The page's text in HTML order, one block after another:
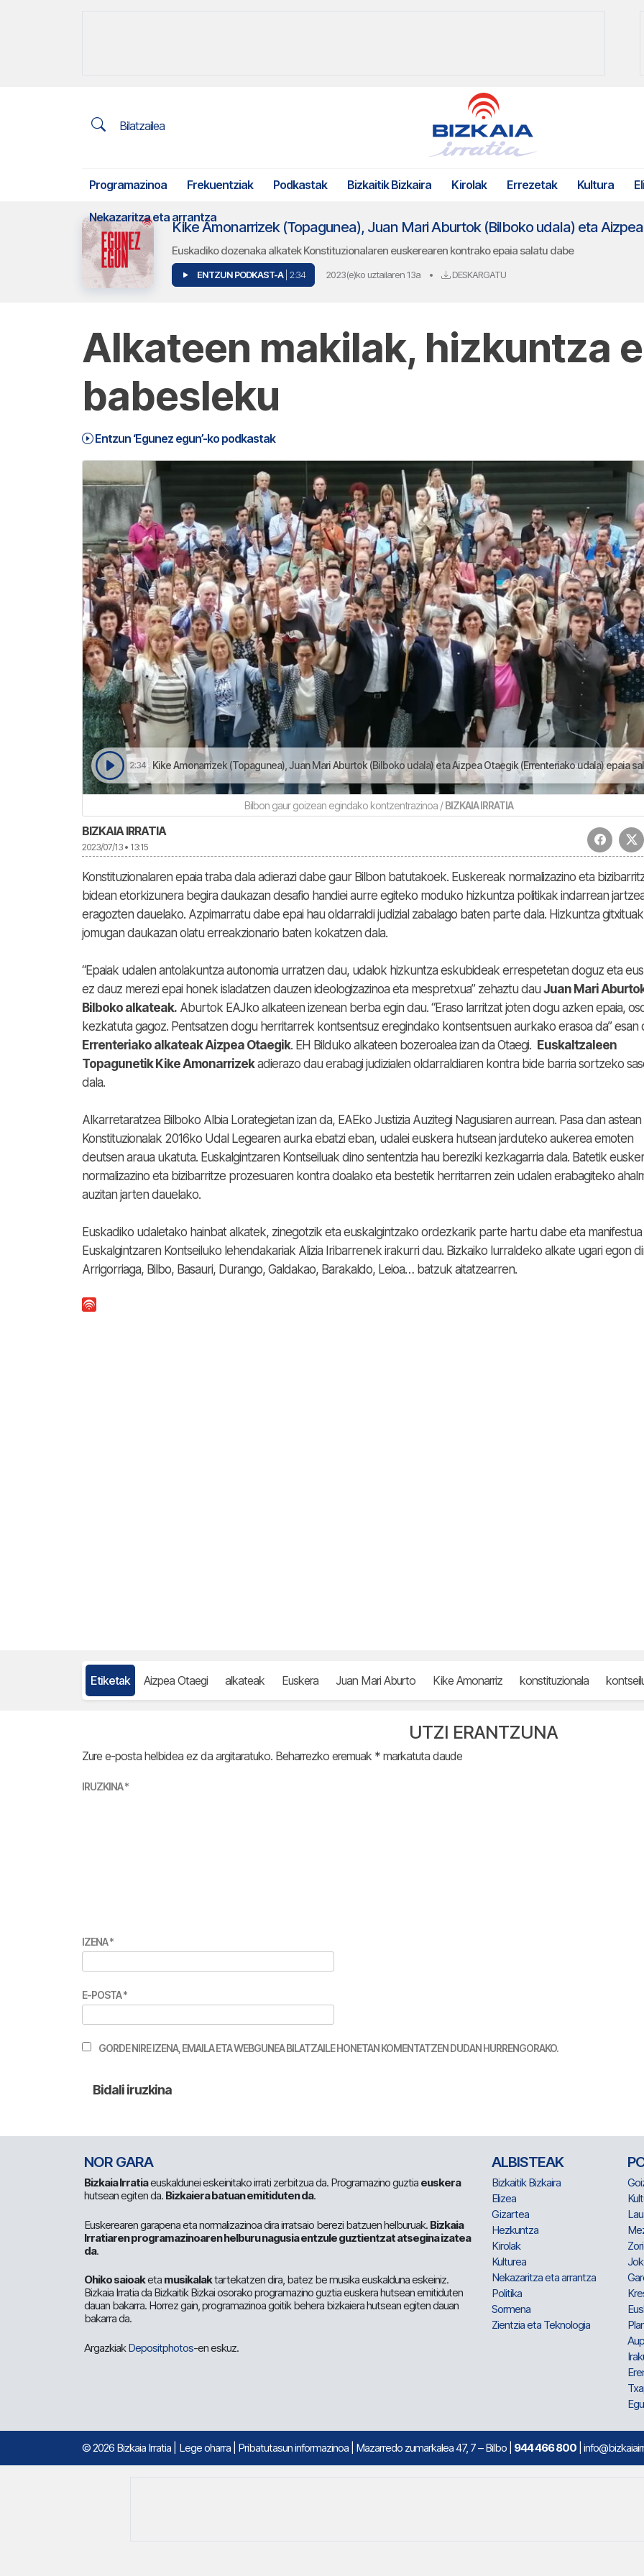
Bilatzailea
Programazinoa Frekuentziak Podkastak Bizkaitik Bizkaira Kirolak Errezetak Kultura
Nekazaritza eta arrantza
Euskadiko dozenaka alkatek Konstituzionalaren euskerearen kontrako epaia salatu dabe
ENTZUN PODKAST-A | 2:34 2023(e)ko uztailaren 13a • DESKARGATU
Alkateen makilak, hizkuntza
babesleku
Entzun ‘Egunez egun’-ko podkastak
2:34 Kike Amonarrizek (Topagunea), Juan Mari Aburtok (Bilboko udala) eta Aizpea Otaegik (Errenteriako udala) epaia salatu dabe | Egunez
Bilbon gaur goizean egindako kontzentrazinoa /BIZKAIA IRRATIA
BIZKAIA IRRATIA
2023/07/13 • 13:15
Konstituzionalaren epaia traba dala adierazi dabe gaur Bilbon batutakoek. Euskereak normalizazino eta
bidean etorkizunera begira daukazan desafio handiei aurre egiteko moduko hizkuntza politikak indarrean
eragozten dauelako. Azpimarratu dabe epai hau oldarraldi judizial zabalago baten parte dala. Hizkuntza gitxituak
jomugan daukazan olatu erreakzionario baten kokatzen dala.
“Epaiak udalen antolakuntza autonomia urratzen dau, udalok hizkuntza eskubideak errespetetan doguz eta
ez dauz merezi epai honek isladatzen dauzen ideologizazinoa eta mespretxua” zehaztu dau Juan Mari
Bilboko alkateak. Aburtok EAJko alkateen izenean berba egin dau. “Eraso larritzat joten dogu azken epaia,
kezkatuta gagoz. Pentsatzen dogu herritarrek kontsentsuz eregindako kontsentsuen aurkako erasoa da” esan
Errenteriako alkateak Aizpea Otaegik. EH Bilduko alkateen bozeroalea izan da Otaegi. Euskaltzaleen
Topagunetik Kike Amonarrizekadierazo dau erabagi judizialen oldarraldiaren kontra bide barria sortzeko
dala.
Alkarretaratzea Bilboko Albia Lorategietan izan da, EAEko Justizia Auzitegi Nagusiaren aurrean. Pasa dan astean
Konstituzionalak 2016ko Udal Legearen aurka ebatzi eban, udalei euskera hutsean jarduteko aukerea emoten
deutsen araua ukatuta. Euskalgintzaren Kontseiluak dino sententzia hau bereziki kezkagarria dala. Batetik
normalizazino eta bizibarritze prozesuaren kontra doalako eta bestetik herritarren zein udalen erabagiteko
auzitan jarten dauelako.
Euskadiko udaletako hainbat alkatek, zinegotzik eta euskalgintzako ordezkarik parte hartu dabe eta manifestua
Euskalgintzaren Kontseiluko lehendakariak Alizia Iribarrenek irakurri dau. Bizkaiko lurraldeko alkate ugari egon
Arrigorriaga, Bilbo, Basauri, Durango, Galdakao, Barakaldo, Leioa… batzuk aitatzearren.
Etiketak Aizpea Otaegi alkateak Euskera Juan Mari Aburto Kike Amonarriz konstituzionala
UTZI ERANTZUNA
Zure e-posta helbidea ez da argitaratuko. Beharrezko eremuak * markatuta daude
IRUZKINA*
IZENA*
E-POSTA*
GORDE NIRE IZENA, EMAILA ETA WEBGUNEA BILATZAILE HONETAN KOMENTATZEN DUDAN HURRENGORAKO.
NOR GARA
Bizkaia Irratiaeuskaldunei eskeinitako irrati zerbitzua da. Programazino guztia euskera
hutsean egiten da. Bizkaiera batuan emitiduten da.
Euskerearen garapena eta normalizazinoa dira irratsaio berezi batzuen helburuak. Bizkaia
Irratiaren programazinoaren helburu nagusia entzule guztientzat atsegina izatea
da.
Ohiko saioaketa musikalaktartekatzen dira, batez be musika euskalduna eskeiniz.
Bizkaia Irratia da Bizkaitik Bizkai osorako programazino guztia euskera hutsean emitiduten
dauan bakarra. Horrez gain, programazinoa goitik behera bizkaiera hutsean egiten dauan
bakarra da.
ArgazkiakDepositphotos-en eskuz.
ALBISTEAK
Bizkaitik Bizkaira
Elizea
Gizartea
Hezkuntza
Kirolak
Kulturea
Nekazaritza eta arrantza
Politika
Sormena
Zientzia eta Teknologia
© 2026 Bizkaia Irratia Lege oharra Pribatutasun informazinoa | Mazarredo zumarkalea 47, 7 – Bilbo | 944 466 800 |